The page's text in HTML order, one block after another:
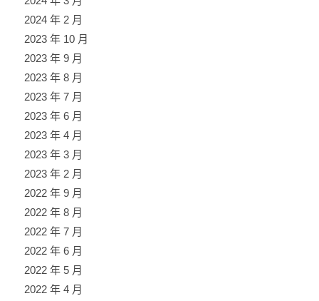
2024 年 2 月
2023 年 10 月
2023 年 9 月
2023 年 8 月
2023 年 7 月
2023 年 6 月
2023 年 4 月
2023 年 3 月
2023 年 2 月
2022 年 9 月
2022 年 8 月
2022 年 7 月
2022 年 6 月
2022 年 5 月
2022 年 4 月